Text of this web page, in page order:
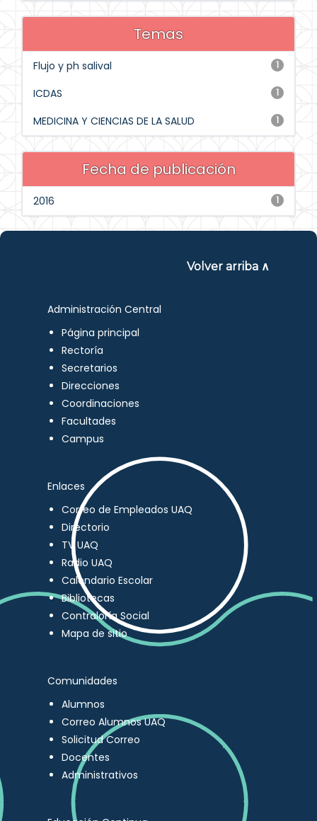
Temas
1
Flujo y ph salival
1
ICDAS
1
MEDICINA Y CIENCIAS DE LA SALUD
Fecha de publicación
1
2016
Volver arriba ∧
Administración Central
Página principal
Rectoría
Secretarios
Direcciones
Coordinaciones
Facultades
Campus
Enlaces
Correo de Empleados UAQ
Directorio
TV UAQ
Radio UAQ
Calendario Escolar
Bibliotecas
Contraloría Social
Mapa de sitio
Comunidades
Alumnos
Correo Alumnos UAQ
Solicitud Correo
Docentes
Administrativos